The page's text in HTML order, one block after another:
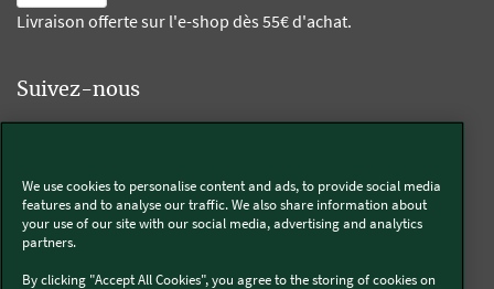
Livraison offerte sur l'e-shop dès 55€ d'achat.
Suivez-nous
Thermomix®
We use cookies to personalise content and ads, to provide social media
features and to analyse our traffic. We also share information about
your use of our site with our social media, advertising and analytics
partners.
By clicking "Accept All Cookies", you agree to the storing of cookies on